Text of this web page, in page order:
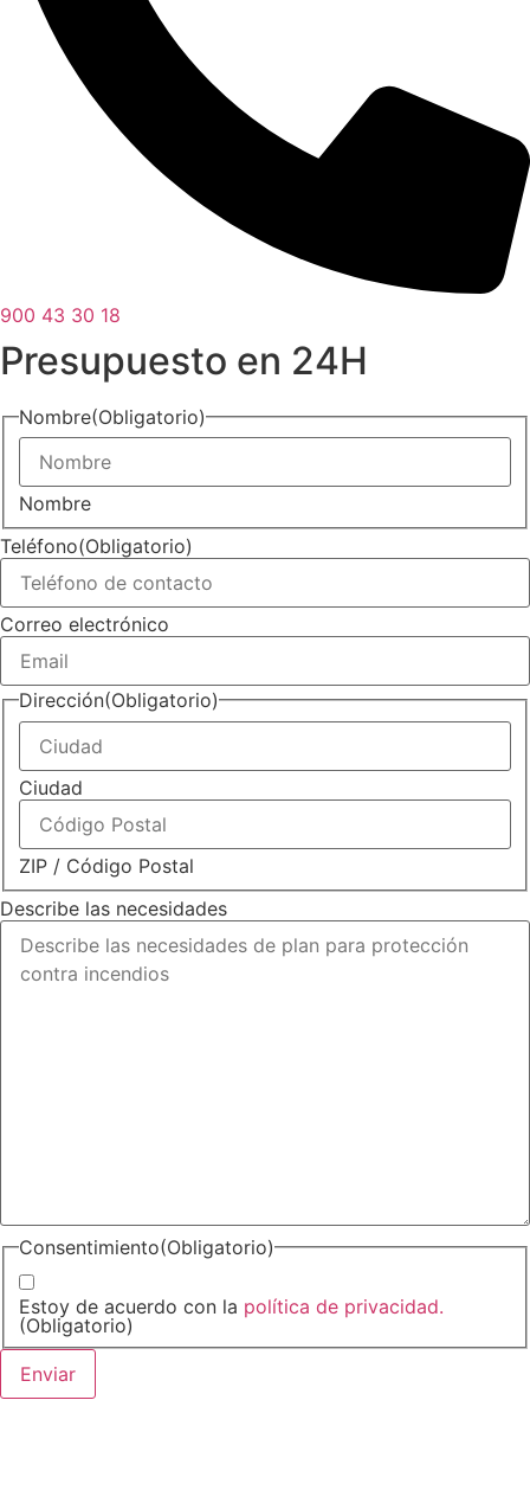
900 43 30 18
Presupuesto en 24H
Nombre(Obligatorio)
Nombre
Teléfono(Obligatorio)
Correo electrónico
Dirección(Obligatorio)
Ciudad
ZIP / Código Postal
Describe las necesidades
Consentimiento(Obligatorio)
Estoy de acuerdo con la política de privacidad.
(Obligatorio)